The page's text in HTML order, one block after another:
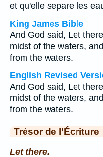
et qu'elle separe les
King James Bible
And God said, Let
midst of the waters,
from the waters.
English Revised
And God said, Let
midst of the waters,
from the waters.
Trésor de l'Écriture
Let there.